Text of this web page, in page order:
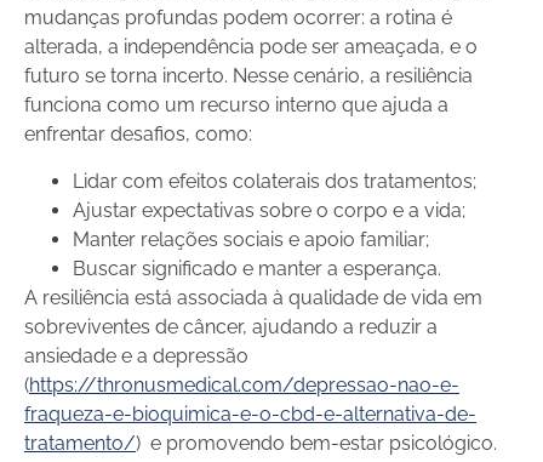
mudanças profundas podem ocorrer: a rotina é
alterada, a independência pode ser ameaçada, e o
futuro se torna incerto. Nesse cenário, a resiliência
funciona como um recurso interno que ajuda a
enfrentar desafios, como:
Lidar com efeitos colaterais dos tratamentos;
Ajustar expectativas sobre o corpo e a vida;
Manter relações sociais e apoio familiar;
Buscar significado e manter a esperança.
A resiliência está associada à qualidade de vida em
sobreviventes de câncer, ajudando a reduzir a
ansiedade e a depressão
(https://thronusmedical.com/depressao-nao-e-
fraqueza-e-bioquimica-e-o-cbd-e-alternativa-de-
tratamento/) e promovendo bem-estar psicológico.